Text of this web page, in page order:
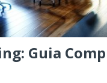
Guia